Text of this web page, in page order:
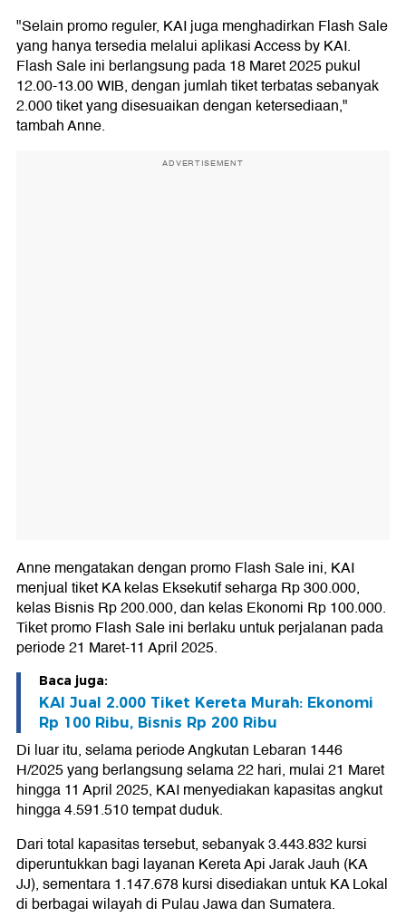
"Selain promo reguler, KAI juga menghadirkan Flash Sale
yang hanya tersedia melalui aplikasi Access by KAI.
Flash Sale ini berlangsung pada 18 Maret 2025 pukul
12.00-13.00 WIB, dengan jumlah tiket terbatas sebanyak
2.000 tiket yang disesuaikan dengan ketersediaan,"
tambah Anne.
ADVERTISEMENT
Anne mengatakan dengan promo Flash Sale ini, KAI
menjual tiket KA kelas Eksekutif seharga Rp 300.000,
kelas Bisnis Rp 200.000, dan kelas Ekonomi Rp 100.000.
Tiket promo Flash Sale ini berlaku untuk perjalanan pada
periode 21 Maret-11 April 2025.
Baca juga:
KAI Jual 2.000 Tiket Kereta Murah: Ekonomi
Rp 100 Ribu, Bisnis Rp 200 Ribu
Di luar itu, selama periode Angkutan Lebaran 1446
H/2025 yang berlangsung selama 22 hari, mulai 21 Maret
hingga 11 April 2025, KAI menyediakan kapasitas angkut
hingga 4.591.510 tempat duduk.
Dari total kapasitas tersebut, sebanyak 3.443.832 kursi
diperuntukkan bagi layanan Kereta Api Jarak Jauh (KA
JJ), sementara 1.147.678 kursi disediakan untuk KA Lokal
di berbagai wilayah di Pulau Jawa dan Sumatera.